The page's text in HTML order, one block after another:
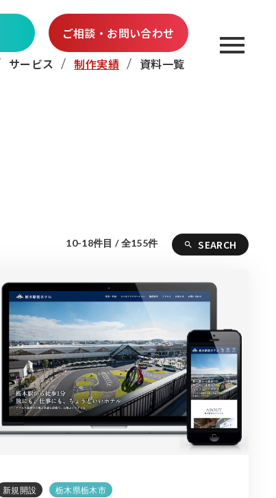
サービス 制作実績 資料一覧
ご相談・お問い合わせ
10-18件目 / 全155件 SEARCH
新規開設 栃木県栃木市